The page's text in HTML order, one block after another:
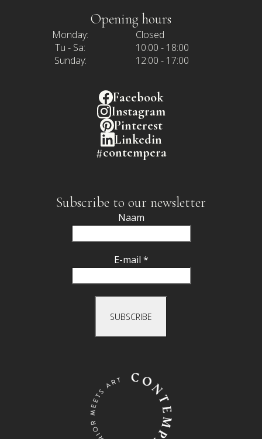
Opening hours
Monday:
Closed
Tu - Sa:
10:00 - 18:00
Sunday:
12:00 - 17:00
Facebook
Instagram
Pinterest
Linkedin
#contempera
Subscribe to our newsletter
Naam
E-mail *